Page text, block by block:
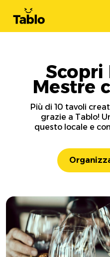
Scopri
Mestre
Più di 10 tavoli
grazie a Tablo!
questo locale e